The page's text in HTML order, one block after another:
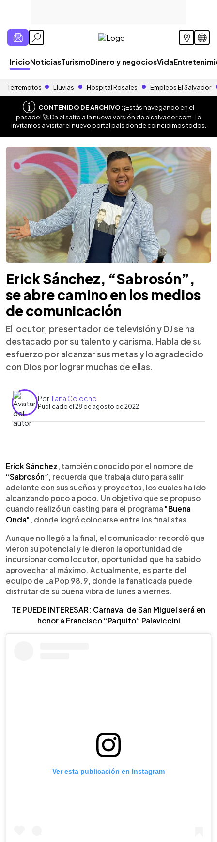
InicioNoticiasTurismoDinero y negociosVida
Terremotos Lluvias Hospital Rosales Empleos El Salvador
CONTENIDO DE ARCHIVO:¡Estás navegando en el
pasado! 🚀 Da el salto a la nueva versión deelsalvador.com . Te
invitamos a visitar el nuevo portal país donde coincidimos todos.
Erick Sánchez, “Sabrosón”,
se abre camino en los medios
de comunicación
El locutor, presentador de televisión y DJ se ha
destacado por su talento y carisma. Habla de su
esfuerzo por alcanzar sus metas y lo agradecido
con Dios por lograr muchas de ellas.
PorIliana Colocho
Publicado el 28 de agosto de 2022
► Escuchar artículo
Erick Sánchez , también conocido por el nombre de
“Sabrosón” , recuerda que trabaja duro para salir
adelante con sus sueños y proyectos, los cuales ha ido
alcanzando poco a poco. Un objetivo que se propuso
cuando realizó un casting para el programa "Buena
Onda" , donde logró colocarse entre los finalistas.
Aunque no llegó a la final, el comunicador recordó que
vieron su potencial y le dieron la oportunidad de
incursionar como locutor, oportunidad que ha sabido
aprovechar al máximo. Actualmente, es parte del
equipo de La Pop 98.9, donde la fanaticada puede
disfrutar de su buena vibra de lunes a viernes.
TE PUEDE INTERESAR: Carnaval de San Miguel será en
honor a Francisco “Paquito” Palaviccini
Ver esta publicación en Instagram